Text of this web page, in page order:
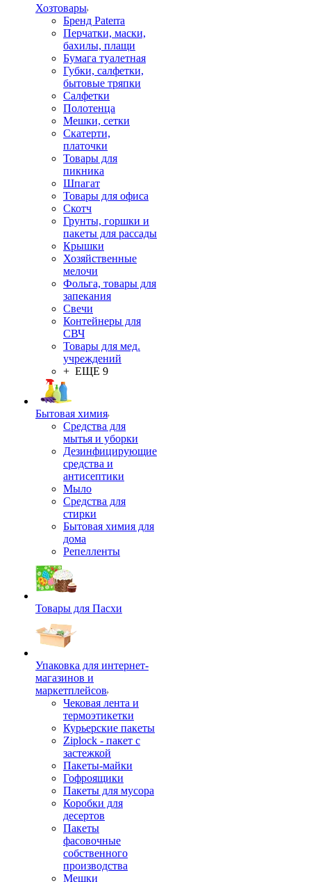
Хозтовары
Бренд Paterra
Перчатки, маски,
бахилы, плащи
Бумага туалетная
Губки, салфетки,
бытовые тряпки
Салфетки
Полотенца
Мешки, сетки
Скатерти,
платочки
Товары для
пикника
Шпагат
Товары для офиса
Скотч
Грунты, горшки и
пакеты для рассады
Крышки
Хозяйственные
мелочи
Фольга, товары для
запекания
Свечи
Контейнеры для
СВЧ
Товары для мед.
учреждений
+ ЕЩЕ 9
Бытовая химия
Средства для
мытья и уборки
Дезинфицирующие
средства и
антисептики
Мыло
Средства для
стирки
Бытовая химия для
дома
Репелленты
Товары для Пасхи
Упаковка для интернет-
магазинов и
маркетплейсов
Чековая лента и
термоэтикетки
Курьерские пакеты
Ziplock - пакет с
застежкой
Пакеты-майки
Гофроящики
Пакеты для мусора
Коробки для
десертов
Пакеты
фасовочные
собственного
производства
Мешки